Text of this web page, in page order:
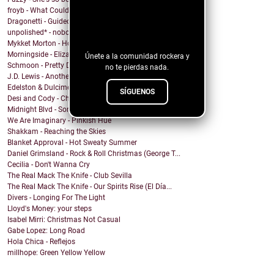
Únete a la comunidad rockera y
no te pierdas nada.
SÍGUENOS
froyb - What Could I Do To Deserve You?
Dragonetti - Guided by Stars
unpolished* - nobody knows
Mykket Morton - Home
Morningside - Elizabeth
Schmoon - Pretty Darn Pretty
J.D. Lewis - Another Life
Edelston & Dulcimer - Call Me (Blondie Cover)
Desi and Cody - Chanticleer
Midnight Blvd - Some other day
We Are Imaginary - Pinkish Hue
Shakkam - Reaching the Skies
Blanket Approval - Hot Sweaty Summer
Daniel Grimsland - Rock & Roll Christmas (George T...
Cecilia - Don't Wanna Cry
The Real Mack The Knife - Club Sevilla
The Real Mack The Knife - Our Spirits Rise (El Día...
Divers - Longing For The Light
Lloyd's Money: your steps
Isabel Mirri: Christmas Not Casual
Gabe Lopez: Long Road
Hola Chica - Reflejos
millhope: Green Yellow Yellow